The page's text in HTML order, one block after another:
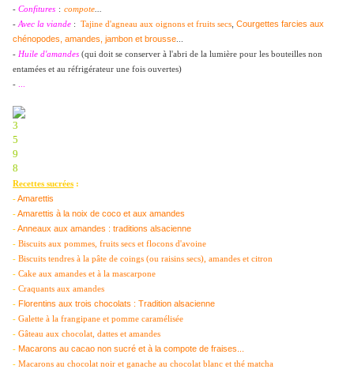
- Confitures : compote
- Avec la viande : Tajine d'agneau aux oignons et fruits secs Courgettes farcies aux
chénopodes, amandes, jambon et brousse
- Huile d'amandes (qui doit se conserver à l'abri de la lumière pour les bouteilles non
entamées et au réfrigérateur une fois ouvertes)
-
Recettes sucrées :
-Amarettis
-Amarettis à la noix de coco et aux amandes
-Anneaux aux amandes : traditions alsacienne
- Biscuits aux pommes, fruits secs et flocons d'avoine
- Biscuits tendres à la pâte de coings (ou raisins secs), amandes et citron
- Cake aux amandes et à la mascarpone
- Craquants aux amandes
- Florentins aux trois chocolats : Tradition alsacienne
- Galette à la frangipane et pomme caramélisée
- Gâteau aux chocolat, dattes et amandes
- Macarons au cacao non sucré et à la compote de fraises...
- Macarons au chocolat noir et ganache au chocolat blanc et thé matcha